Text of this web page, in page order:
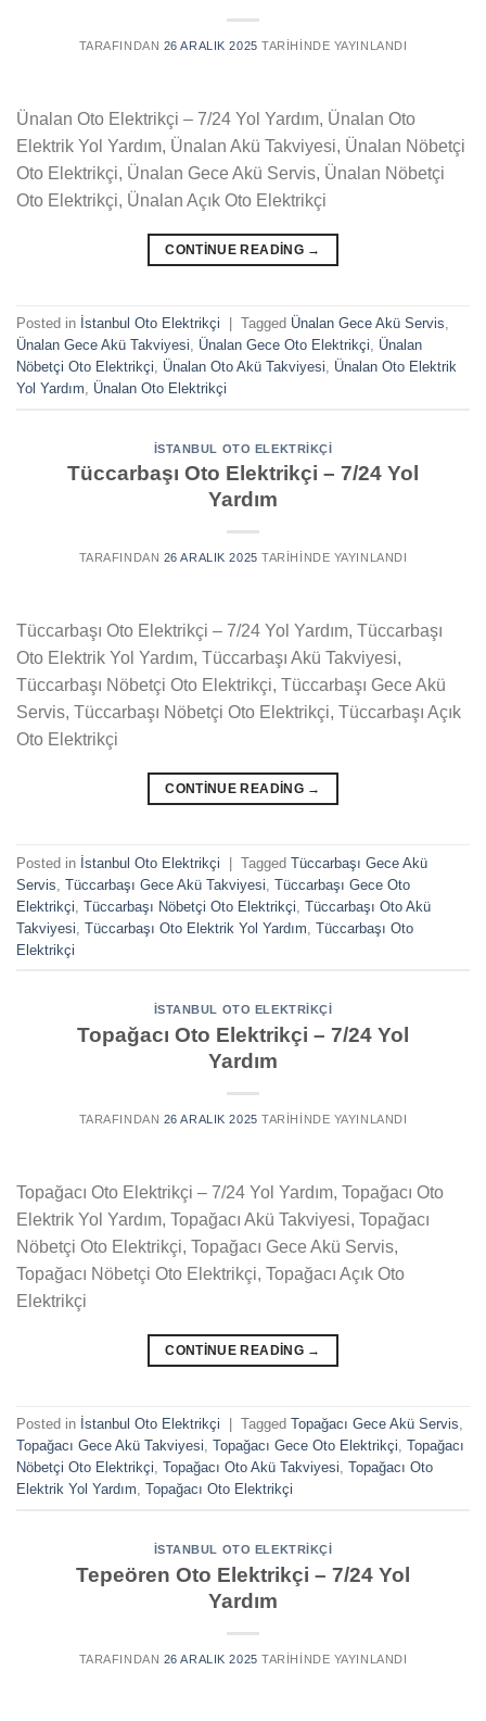
TARAFINDAN 26 ARALIK 2025 TARIHINDE YAYINLANDI
Ünalan Oto Elektrikçi – 7/24 Yol Yardım, Ünalan Oto
Elektrik Yol Yardım, Ünalan Akü Takviyesi, Ünalan Nöbetçi
Oto Elektrikçi, Ünalan Gece Akü Servis, Ünalan Nöbetçi
Oto Elektrikçi, Ünalan Açık Oto Elektrikçi
CONTINUE READING →
Posted in İstanbul Oto Elektrikçi Tagged Ünalan Gece Akü Servis
Ünalan Gece Akü Takviyesi
Ünalan Gece Oto Elektrikçi
Ünalan
Nöbetçi Oto Elektrikçi
Ünalan Oto Akü Takviyesi
Ünalan Oto Elektrik
Yol Yardım
Ünalan Oto Elektrikçi
İSTANBUL OTO ELEKTRIKÇI
Tüccarbaşı Oto Elektrikçi – 7/24 Yol
Yardım
TARAFINDAN 26 ARALIK 2025 TARIHINDE YAYINLANDI
Tüccarbaşı Oto Elektrikçi – 7/24 Yol Yardım, Tüccarbaşı
Oto Elektrik Yol Yardım, Tüccarbaşı Akü Takviyesi,
Tüccarbaşı Nöbetçi Oto Elektrikçi, Tüccarbaşı Gece Akü
Servis, Tüccarbaşı Nöbetçi Oto Elektrikçi, Tüccarbaşı Açık
Oto Elektrikçi
CONTINUE READING →
Posted in İstanbul Oto Elektrikçi | Tagged Tüccarbaşı Gece Akü
Servis Tüccarbaşı Gece Akü Takviyesi Tüccarbaşı Gece Oto
Elektrikçi Tüccarbaşı Nöbetçi Oto Elektrikçi Tüccarbaşı Oto Akü
Takviyesi Tüccarbaşı Oto Elektrik Yol Yardım Tüccarbaşı Oto
Elektrikçi
İSTANBUL OTO ELEKTRIKÇI
Topağacı Oto Elektrikçi – 7/24 Yol
Yardım
TARAFINDAN 26 ARALIK 2025 TARIHINDE YAYINLANDI
Topağacı Oto Elektrikçi – 7/24 Yol Yardım, Topağacı Oto
Elektrik Yol Yardım, Topağacı Akü Takviyesi, Topağacı
Nöbetçi Oto Elektrikçi, Topağacı Gece Akü Servis,
Topağacı Nöbetçi Oto Elektrikçi, Topağacı Açık Oto
Elektrikçi
CONTINUE READING →
Posted in İstanbul Oto Elektrikçi Tagged Topağacı Gece Akü Servis,
Topağacı Gece Akü Takviyesi, Topağacı Gece Oto Elektrikçi, Topağacı
Nöbetçi Oto Elektrikçi, Topağacı Oto Akü Takviyesi, Topağacı Oto
Elektrik Yol Yardım, Topağacı Oto Elektrikçi
İSTANBUL OTO ELEKTRIKÇI
Tepeören Oto Elektrikçi – 7/24 Yol
Yardım
TARAFINDAN 26 ARALIK 2025 TARIHINDE YAYINLANDI